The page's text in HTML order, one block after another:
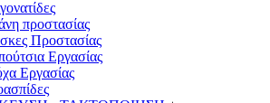
προστασίας
Προστασίας
Εργασίας
Εργασίας